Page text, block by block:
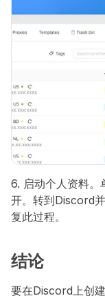
6. 启动个人资料。
开。转到Discord
复此过程。
结论
要在Discord上创